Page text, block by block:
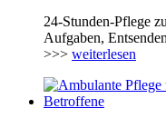
24-Stunden-Pflege
Aufgaben,
>>> weiterlesen